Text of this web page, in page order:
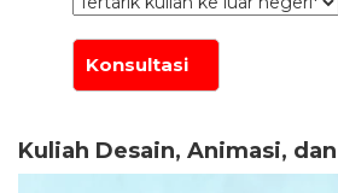
Kuliah Desain, Animasi,